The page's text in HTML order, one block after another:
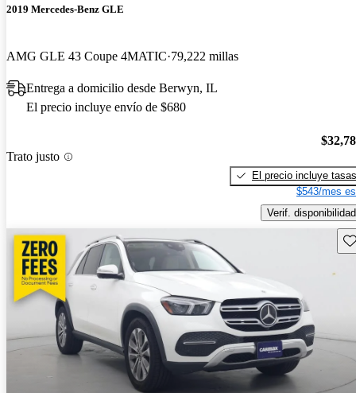
2019 Mercedes-Benz GLE
AMG GLE 43 Coupe 4MATIC 79,222 millas
Entrega a domicilio desde Berwyn, IL
El precio incluye envío de $680
Trato justo
El precio incluye tasas
$543/mes
Verif. disponibilidad